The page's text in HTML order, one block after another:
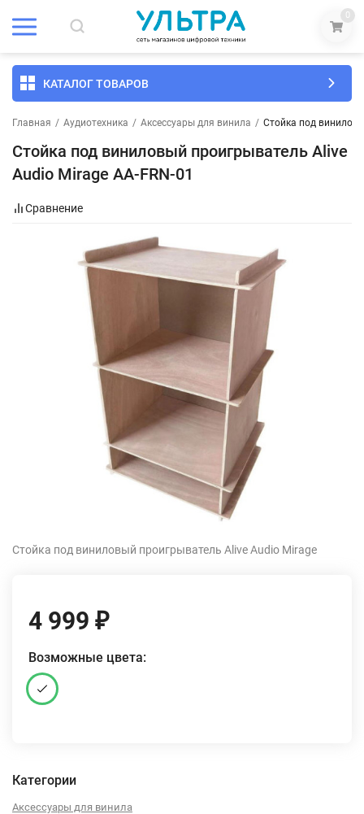
0
КАТАЛОГ ТОВАРОВ
Главная / Аудиотехника / Аксессуары для винила / Стойка под
Стойка под виниловый проигрыватель Alive
Audio Mirage AA-FRN-01
Сравнение
Стойка под виниловый проигрыватель Alive Audio Mirage
4 999 ₽
Возможные цвета:
Категории
Аксессуары для винила